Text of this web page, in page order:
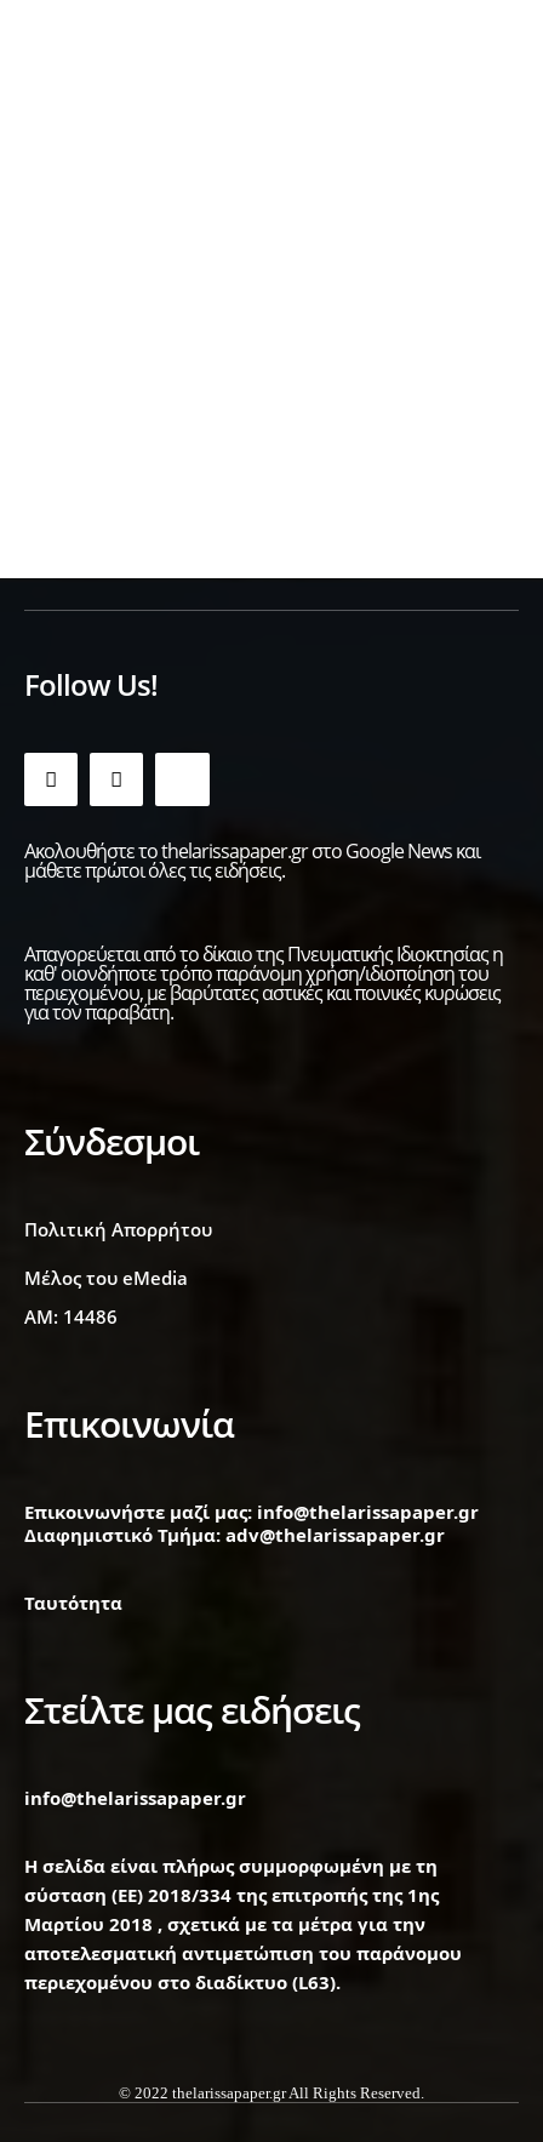
Follow Us!
Ακολουθήστε το thelarissapaper.gr στο Google News και
μάθετε πρώτοι όλες τις ειδήσεις.
Απαγορεύεται από το δίκαιο της Πνευματικής Ιδιοκτησίας η
καθ' οιονδήποτε τρόπο παράνομη χρήση/ιδιοποίηση του
περιεχομένου, με βαρύτατες αστικές και ποινικές κυρώσεις
για τον παραβάτη.
Σύνδεσμοι
Πολιτική Απορρήτου
Μέλος του eMedia
ΑΜ: 14486
Επικοινωνία
Επικοινωνήστε μαζί μας: info@thelarissapaper.gr
Διαφημιστικό Τμήμα: adv@thelarissapaper.gr
Ταυτότητα
Στείλτε μας ειδήσεις
info@thelarissapaper.gr
Η σελίδα είναι πλήρως συμμορφωμένη με τη
σύσταση (ΕΕ) 2018/334 της επιτροπής της 1ης
Μαρτίου 2018 , σχετικά με τα μέτρα για την
αποτελεσματική αντιμετώπιση του παράνομου
περιεχομένου στο διαδίκτυο (L63).
© 2022 thelarissapaper.gr All Rights Reserved.